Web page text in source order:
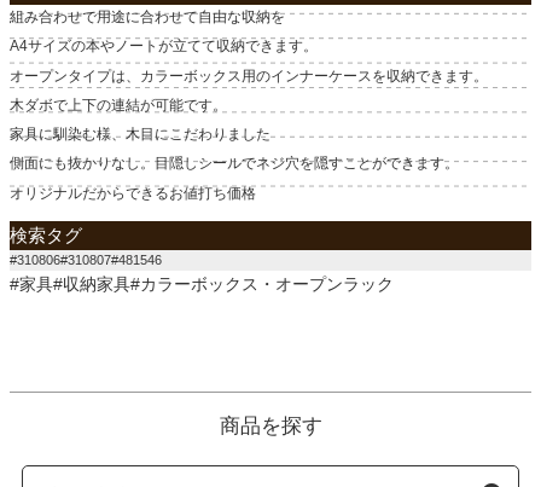
組み合わせで用途に合わせて自由な収納を
A4サイズの本やノートが立てて収納できます。
オープンタイプは、カラーボックス用のインナーケースを収納できます。
木ダボで上下の連結が可能です。
家具に馴染む様、木目にこだわりました
側面にも抜かりなし。目隠しシールでネジ穴を隠すことができます。
オリジナルだからできるお値打ち価格
検索タグ
#310806#310807#481546
#家具#収納家具#カラーボックス・オープンラック
商品を探す